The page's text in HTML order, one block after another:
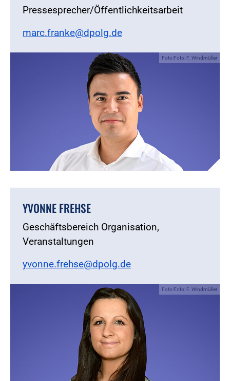
Pressesprecher/Öffentlichkeitsarbeit
marc.franke@dpolg.de
Foto:Foto: F. Windmüller
YVONNE FREHSE
Geschäftsbereich Organisation,
Veranstaltungen
yvonne.frehse@dpolg.de
Foto:Foto: F. Windmüller